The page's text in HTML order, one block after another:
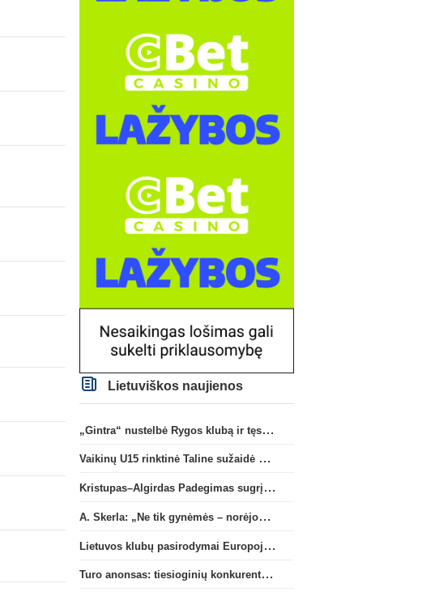
Lietuviškos naujienos
„Gintra“ nustelbė Rygos klubą ir tęs kovas UEFA Europos taurės atrankoje
Vaikinų U15 rinktinė Taline sužaidė pirmąsias kontrolines rungtynes
Kristupas–Algirdas Padegimas sugrįžta į FC „Hegelmann” B sudėtį
A. Skerla: „Ne tik gynėmės – norėjome atakuoti“
Lietuvos klubų pasirodymai Europoje: patirti pralaimėjimai Kroatijos atstovams
Turo anonsas: tiesioginių konkurentų dvikova Gargžduose